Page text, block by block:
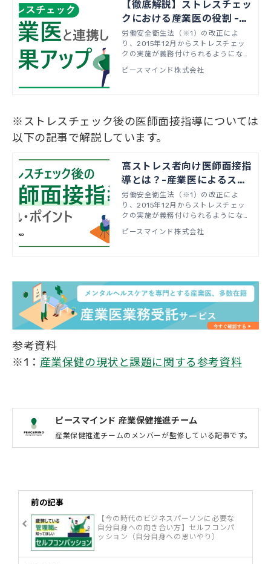
【徹底解説】ストレスチェッ
クにおける産業医の役割 -産
業医が共同実施者になるメリ
ットとは-
労働安全衛生法（※1）の改正によ
り、2015年12月からストレスチェッ
クの実施が義務付けられるようになり
ェックは実施しているものの、「スト
を強化することによって、ストレスチ
ェックをより効果的に実施する方法に
ついてお伝えします。
ピースマインド株式会社
※ストレスチェック後の医師面接指導については
以下の記事で解説しています。
高ストレス者向け医師面接指
導とは？-産業医によるスト
レスチェック後の医師面接指
導の流れとポイント
労働安全衛生法（※1）の改正によ
り、2015年12月からストレスチェッ
クの実施が義務付けられるようになり
ェックは実施しているものの、「面接
スチェック後の面接指導をより効果的
に実施する方法についてお伝えしま
す。
ピースマインド株式会社
参考資料
※1： 産業保健の現状と課題に関する参考資料
ピースマインド 産業保健推進チーム
産業保健推進チームのメンバーが監修している記事です。
前の記事
【今の時代のビジネスパーソンに必要な
自分自身への向き合い方】セルフコンパ
ッション（自分自身への思いやり）